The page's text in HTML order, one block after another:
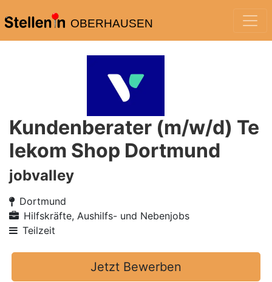
OBERHAUSEN
Kundenberater (m/w/d) Te
lekom Shop Dortmund
jobvalley
Dortmund
Hilfskräfte, Aushilfs- und Nebenjobs
Teilzeit
Jetzt Bewerben